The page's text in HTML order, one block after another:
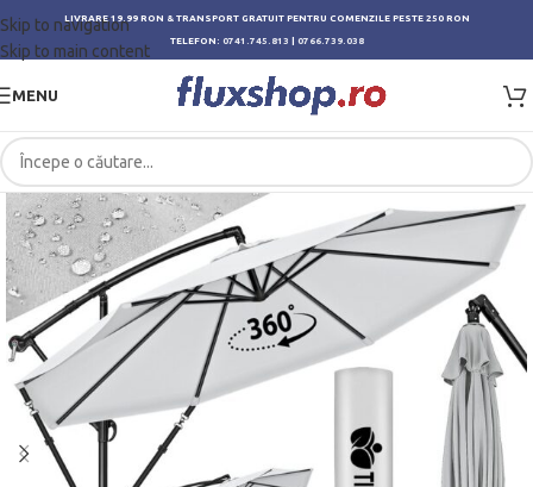
Skip to navigation
Skip to main content
LIVRARE 19.99 RON & TRANSPORT GRATUIT PENTRU COMENZILE PESTE 250 RON
TELEFON: 0741.745.813 0766.739.038
MENU